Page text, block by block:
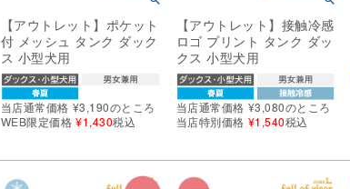
【アウトレット】ポケット
付 メッシュ タンク ダック
ス 小型犬用
当店通常価格 ¥3,190のところ
WEB限定価格 ¥1,430税込
【アウトレット】接触冷感
ロゴ プリント タンク ダッ
クス 小型犬用
当店通常価格 ¥3,080のところ
当店特別価格 ¥1,540税込